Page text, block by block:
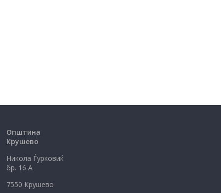
Општина
Крушево
Никола Ѓурковиќ
бр. 16 А
7550 Крушево